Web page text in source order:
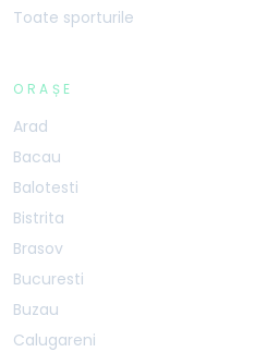
Toate sporturile
ORAȘE
Arad
Bacau
Balotesti
Bistrita
Brasov
Bucuresti
Buzau
Calugareni